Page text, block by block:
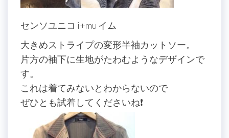
センソユニコ i+mu イム
大きめストライプの変形半袖カットソー。
片方の袖下に生地がたわむようなデザインで
す。
これは着てみないとわからないので
ぜひとも試着してくださいね❗️